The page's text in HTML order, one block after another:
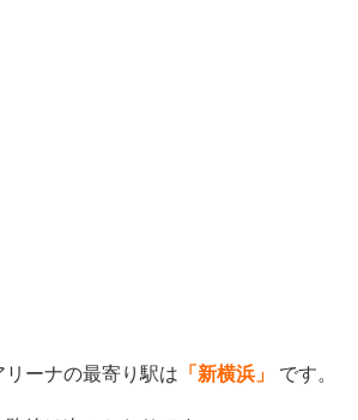
ーナの最寄り駅は 「新横浜」 です。